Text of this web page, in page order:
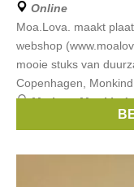
Online
Moa.Lova. maakt
webshop
mooie stuks van
Copenhagen, Monkind,
Merken:Monkind,